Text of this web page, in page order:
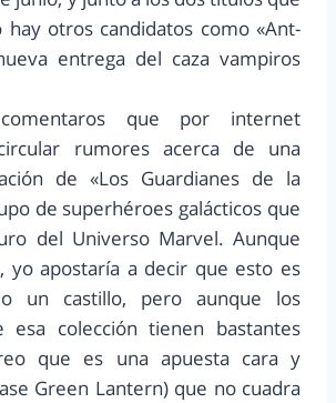
hay otros candidatos como «Ant-
entrega del caza vampiros
que por internet
rumores acerca de una
de «Los Guardianes de la
de superhéroes galácticos que
del Universo Marvel. Aunque
yo apostaría a decir que esto es
un castillo, pero aunque los
esa colección tienen bastantes
que es una apuesta cara y
Green Lantern) que no cuadra